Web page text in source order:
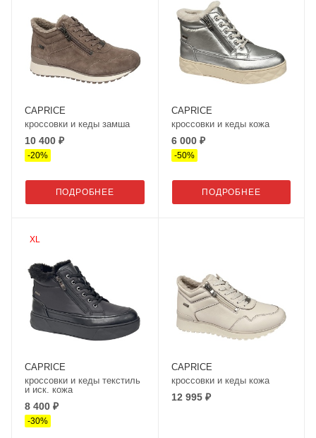
CAPRICE
кроссовки и кеды замша
10 400 ₽
-20%
ПОДРОБНЕЕ
CAPRICE
кроссовки и кеды кожа
6 000 ₽
-50%
ПОДРОБНЕЕ
XL
CAPRICE
кроссовки и кеды текстиль
и иск. кожа
8 400 ₽
-30%
CAPRICE
кроссовки и кеды кожа
12 995 ₽